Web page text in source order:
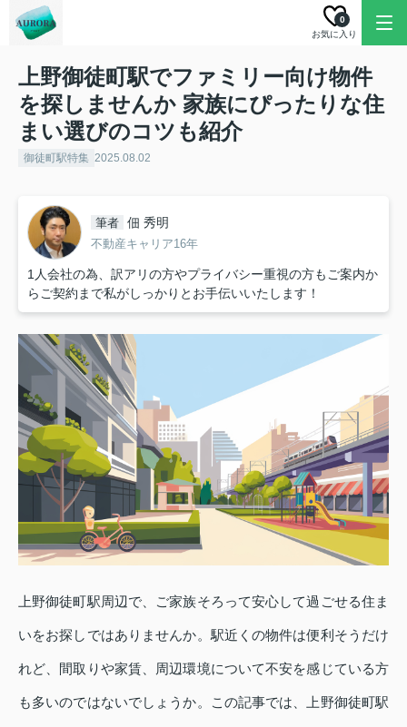
お気に入り
0
上野御徒町駅でファミリー向け物件
を探しませんか 家族にぴったりな住
まい選びのコツも紹介
御徒町駅特集 2025.08.02
筆者 佃 秀明
不動産キャリア16年
1人会社の為、訳アリの方やプライバシー重視の方もご案内か
らご契約まで私がしっかりとお手伝いいたします！
上野御徒町駅周辺で、ご家族そろって安心して過ごせる住ま
いをお探しではありませんか。駅近くの物件は便利そうだけ
れど、間取りや家賃、周辺環境について不安を感じている方
も多いのではないでしょうか。この記事では、上野御徒町駅